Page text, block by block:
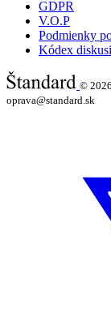
GDPR
V.O.P
Podmienky
Kódex
© 2026
oprava@standard.sk